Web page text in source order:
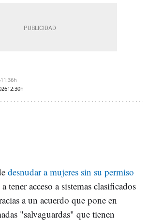
11:36h
12:30h
desnudar a mujeres sin su permiso
a tener acceso a sistemas clasificados
a un acuerdo que pone en
"salvaguardas" que tienen